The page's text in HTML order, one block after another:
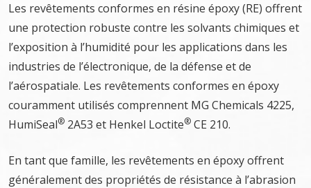
Les revêtements conformes en résine époxy (RE) offrent
une protection robuste contre les solvants chimiques et
l’exposition à l’humidité pour les applications dans les
industries de l’électronique, de la défense et de
l’aérospatiale. Les revêtements conformes en époxy
couramment utilisés comprennent MG Chemicals 4225,
HumiSeal® 2A53 et Henkel Loctite® CE 210.
En tant que famille, les revêtements en époxy offrent
généralement des propriétés de résistance à l’abrasion